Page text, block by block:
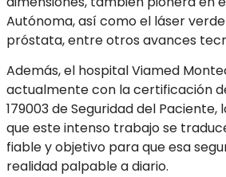
Autónoma, así como el láser
próstata, entre otros avances
Además, el hospital Viamed
actualmente con la certificación
179003 de Seguridad del
que este intenso trabajo se
fiable y objetivo para que esa
realidad palpable a diario.